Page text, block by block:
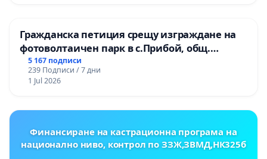
Гражданска петиция срещу изграждане на
фотоволтаичен парк в с.Прибой, общ.
Радомир
5 167 подписи
239 Подписи / 7 дни
1 Jul 2026
Финансиране на кастрационна програма на
национално ниво, контрол по ЗЗЖ,ЗВМД,НК325б